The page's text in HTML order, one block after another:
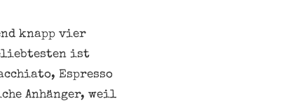
knapp vier
ist
Espresso
Anhänger, weil